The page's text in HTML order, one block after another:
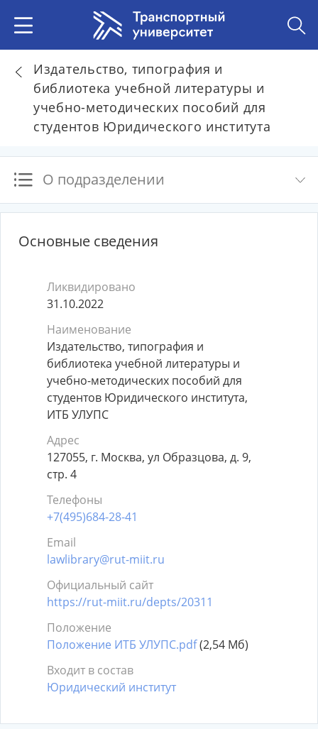
Издательство, типография и
библиотека учебной литературы и
учебно-методических пособий для
студентов Юридического института
О подразделении
Основные сведения
Ликвидировано
31.10.2022
Наименование
Издательство, типография и
библиотека учебной литературы и
учебно-методических пособий для
студентов Юридического института,
ИТБ УЛУПС
Адрес
127055, г. Москва, ул Образцова, д. 9,
стр. 4
Телефоны
+7(495)684-28-41
Email
lawlibrary@rut-miit.ru
Официальный сайт
https://rut-miit.ru/depts/20311
Положение
Положение ИТБ УЛУПС.pdf(2,54 Мб)
Входит в состав
Юридический институт